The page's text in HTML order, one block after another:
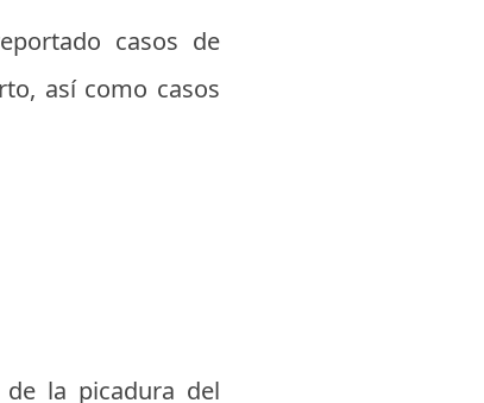
casos de
así como casos
la picadura del